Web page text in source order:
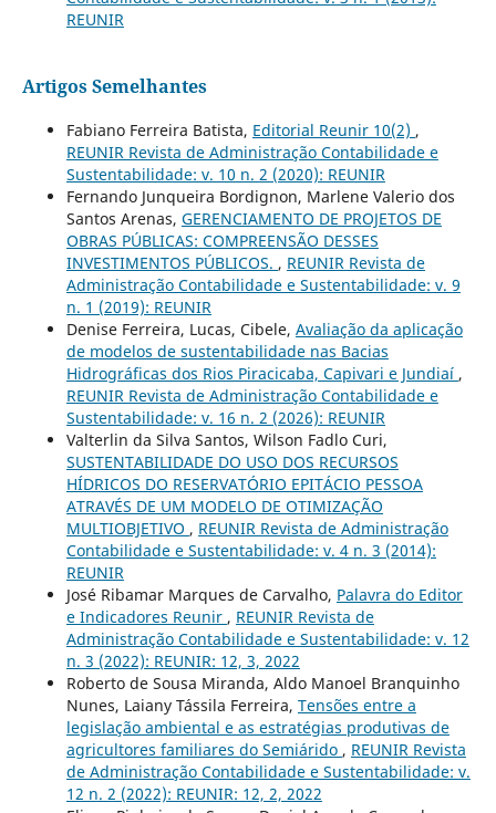
REUNIR
Artigos Semelhantes
Fabiano Ferreira Batista, Editorial Reunir 10(2) ,
REUNIR Revista de Administração Contabilidade e
Sustentabilidade: v. 10 n. 2 (2020): REUNIR
Fernando Junqueira Bordignon, Marlene Valerio dos
Santos Arenas, GERENCIAMENTO DE PROJETOS DE
OBRAS PÚBLICAS: COMPREENSÃO DESSES
INVESTIMENTOS PÚBLICOS. , REUNIR Revista de
Administração Contabilidade e Sustentabilidade: v. 9
n. 1 (2019): REUNIR
Denise Ferreira, Lucas, Cibele, Avaliação da aplicação
de modelos de sustentabilidade nas Bacias
Hidrográficas dos Rios Piracicaba, Capivari e Jundiaí ,
REUNIR Revista de Administração Contabilidade e
Sustentabilidade: v. 16 n. 2 (2026): REUNIR
Valterlin da Silva Santos, Wilson Fadlo Curi,
SUSTENTABILIDADE DO USO DOS RECURSOS
HÍDRICOS DO RESERVATÓRIO EPITÁCIO PESSOA
ATRAVÉS DE UM MODELO DE OTIMIZAÇÃO
MULTIOBJETIVO , REUNIR Revista de Administração
Contabilidade e Sustentabilidade: v. 4 n. 3 (2014):
REUNIR
José Ribamar Marques de Carvalho, Palavra do Editor
e Indicadores Reunir , REUNIR Revista de
Administração Contabilidade e Sustentabilidade: v. 12
n. 3 (2022): REUNIR: 12, 3, 2022
Roberto de Sousa Miranda, Aldo Manoel Branquinho
Nunes, Laiany Tássila Ferreira, Tensões entre a
legislação ambiental e as estratégias produtivas de
agricultores familiares do Semiárido , REUNIR Revista
de Administração Contabilidade e Sustentabilidade: v.
12 n. 2 (2022): REUNIR: 12, 2, 2022